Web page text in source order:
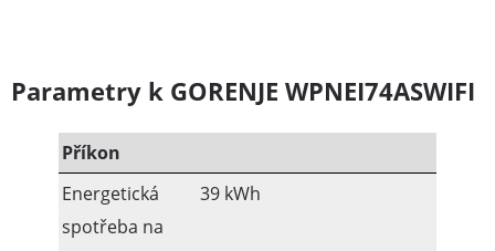
Parametry k GORENJE WPNEI74ASWIFI
Příkon
Energetická
spotřeba na
39 kWh